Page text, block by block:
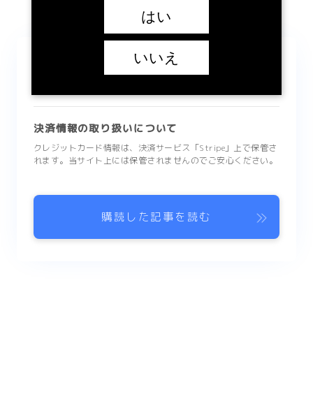
Thank you!
決済情報の取り扱いについて
クレジットカード情報は、決済サービス「Stripe」上で保管さ
れます。当サイト上には保管されませんのでご安心ください。
購読した記事を読む
はい
いいえ